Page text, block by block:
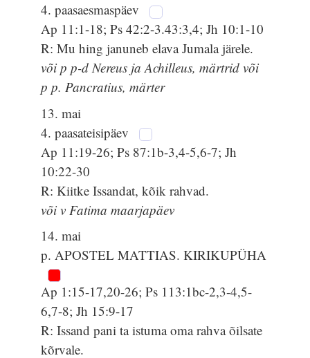
4. paasaesmaspäev
Ap 11:1-18; Ps 42:2-3.43:3,4; Jh 10:1-10
R: Mu hing januneb elava Jumala järele.
või p p-d Nereus ja Achilleus, märtrid või
p p. Pancratius, märter
13. mai
4. paasateisipäev
Ap 11:19-26; Ps 87:1b-3,4-5,6-7; Jh
10:22-30
R: Kiitke Issandat, kõik rahvad.
või v Fatima maarjapäev
14. mai
p. APOSTEL MATTIAS. KIRIKUPÜHA
Ap 1:15-17,20-26; Ps 113:1bc-2,3-4,5-
6,7-8; Jh 15:9-17
R: Issand pani ta istuma oma rahva õilsate
kõrvale.